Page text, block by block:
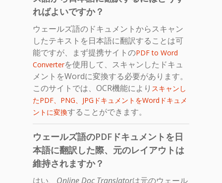
ればよいですか？
ウェールズ語のドキュメントからスキャン
したテキストを日本語に翻訳することは可
能ですが、まず提携サイトのPDF to Word
Converterを使用して、スキャンしたドキュ
メントをWordに変換する必要があります。
このサイトでは、OCR機能により スキャンし
たPDF、PNG、JPGドキュメントをWordドキュメ
ントに変換することができます。
ウェールズ語のPDFドキュメントを日
本語に翻訳した際、元のレイアウトは
維持されますか？
はい、 Online Doc Translatorは元のウェール